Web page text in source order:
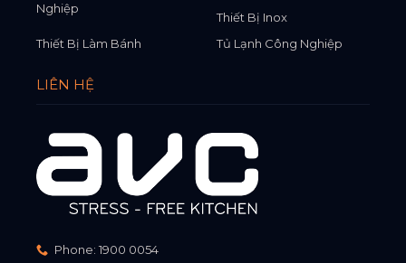
Nghiệp
Thiết Bị Inox
Thiết Bị Làm Bánh
Tủ Lạnh Công Nghiệp
LIÊN HỆ
Phone: 1900 0054